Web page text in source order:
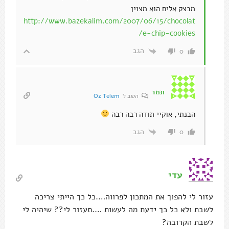
מבצק אלים הוא מצוין
http://www.bazekalim.com/2007/06/15/chocolat
e-chip-cookies/
0 הגב
תמר השב לOz Telem
הבנתי, אוקיי תודה רבה רבה
0 הגב
עדי
עזור לי להפוך את המתכון לפרווה….כל כך הייתי צריכה
לשבת ולא כל כך ידעת מה לעשות ….תעזור לי?? שיהיה לי
לשבת הקרובה?